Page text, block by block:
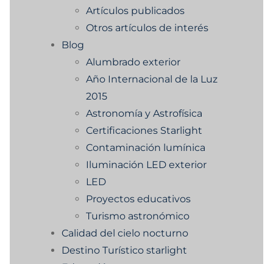
Artículos publicados
Otros artículos de interés
Blog
Alumbrado exterior
Año Internacional de la Luz
2015
Astronomía y Astrofísica
Certificaciones Starlight
Contaminación lumínica
Iluminación LED exterior
LED
Proyectos educativos
Turismo astronómico
Calidad del cielo nocturno
Destino Turístico starlight